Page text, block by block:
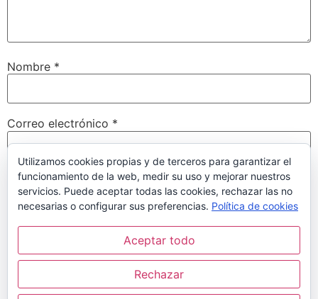
Nombre *
Correo electrónico *
Web
Guarda mi nombre, correo electrónico y web en este
navegador para la próxima vez que comente.
Utilizamos cookies propias y de terceros para garantizar el
funcionamiento de la web, medir su uso y mejorar nuestros
servicios. Puede aceptar todas las cookies, rechazar las no
necesarias o configurar sus preferencias. Política de cookies
Aceptar todo
Rechazar